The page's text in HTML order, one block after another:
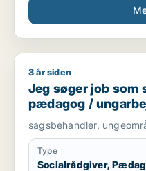
Jeg søger job som
3 år siden
Jeg søger job som
pædagog /
sagsbehandler,
Type
Socialrådgiver,